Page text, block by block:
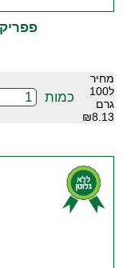
מחיר
ל100
גרם
₪8.13
כמות